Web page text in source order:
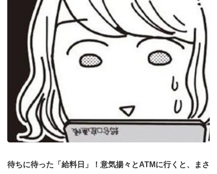
待ちに待った「給料日」！意気揚々とATMに行くと、まさ